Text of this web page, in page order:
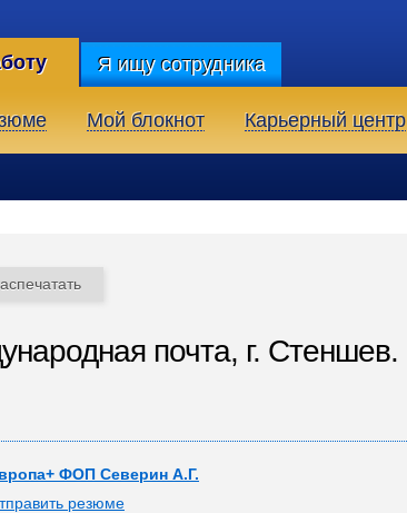
Я ищу сотрудника
Мой блокнот Карьерный центр
почта, г. Стеншев.
ФОП Северин А.Г.
резюме